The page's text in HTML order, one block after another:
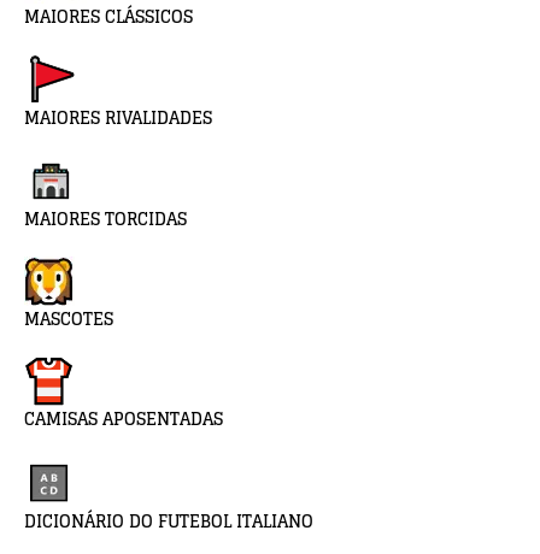
MAIORES CLÁSSICOS
MAIORES RIVALIDADES
MAIORES TORCIDAS
MASCOTES
CAMISAS APOSENTADAS
DICIONÁRIO DO FUTEBOL ITALIANO